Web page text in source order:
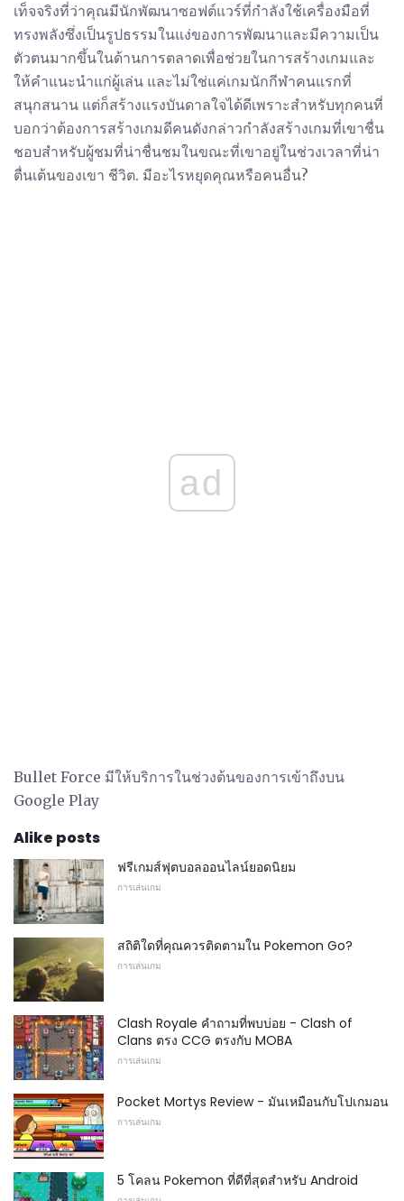
เท็จจริงที่ว่าคุณมีนักพัฒนาซอฟต์แวร์ที่กำลังใช้เครื่องมือที่
ทรงพลังซึ่งเป็นรูปธรรมในแง่ของการพัฒนาและมีความเป็น
ตัวตนมากขึ้นในด้านการตลาดเพื่อช่วยในการสร้างเกมและ
ให้คำแนะนำแก่ผู้เล่น และไม่ใช่แค่เกมนักกีฬาคนแรกที่
สนุกสนาน แต่ก็สร้างแรงบันดาลใจได้ดีเพราะสำหรับทุกคนที่
บอกว่าต้องการสร้างเกมดีคนดังกล่าวกำลังสร้างเกมที่เขาชื่น
ชอบสำหรับผู้ชมที่น่าชื่นชมในขณะที่เขาอยู่ในช่วงเวลาที่น่า
ตื่นเต้นของเขา ชีวิต. มีอะไรหยุดคุณหรือคนอื่น?
ad
Bullet Force มีให้บริการในช่วงต้นของการเข้าถึงบน
Google Play
Alike posts
ฟรีเกมส์ฟุตบอลออนไลน์ยอดนิยม
การเล่นเกม
สถิติใดที่คุณควรติดตามใน Pokemon Go?
การเล่นเกม
Clash Royale คำถามที่พบบ่อย - Clash of
Clans ตรง CCG ตรงกับ MOBA
การเล่นเกม
Pocket Mortys Review - มันเหมือนกับโปเกมอน
การเล่นเกม
5 โคลน Pokemon ที่ดีที่สุดสำหรับ Android